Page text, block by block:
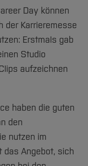
Day können
der Karrieremesse
Erstmals gab
Studio
aufzeichnen
haben die guten
den
nutzen im
das Angebot, sich